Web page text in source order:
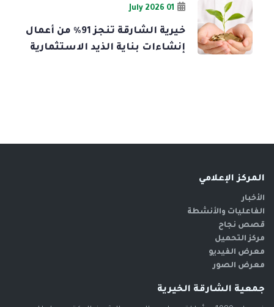
01 July 2026
خيرية الشارقة تنجز 91% من أعمال
إنشاءات بناية الذيد الاستثمارية
المركز الإعلامي
الأخبار
الفاعليات والأنشطة
قصص نجاح
مركز التحميل
معرض الفيديو
معرض الصور
جمعية الشارقة الخيرية